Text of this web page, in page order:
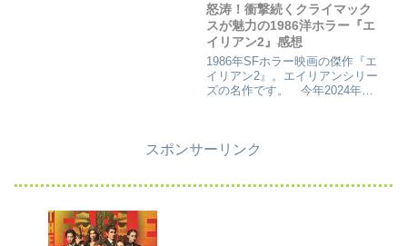
怒涛！衝撃続くクライマック
スが魅力の1986洋ホラー『エ
イリアン2』感想
1986年SFホラー映画の傑作『エ
イリアン2』。エイリアンシリー
ズの名作です。 今年2024年新
れないーと。覚えてませんが、ホ
スポンサーリンク